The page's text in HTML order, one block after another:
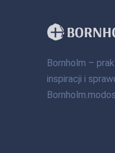
Bornholm –
inspiracji i